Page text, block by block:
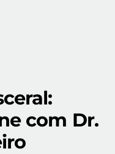
com Dr.